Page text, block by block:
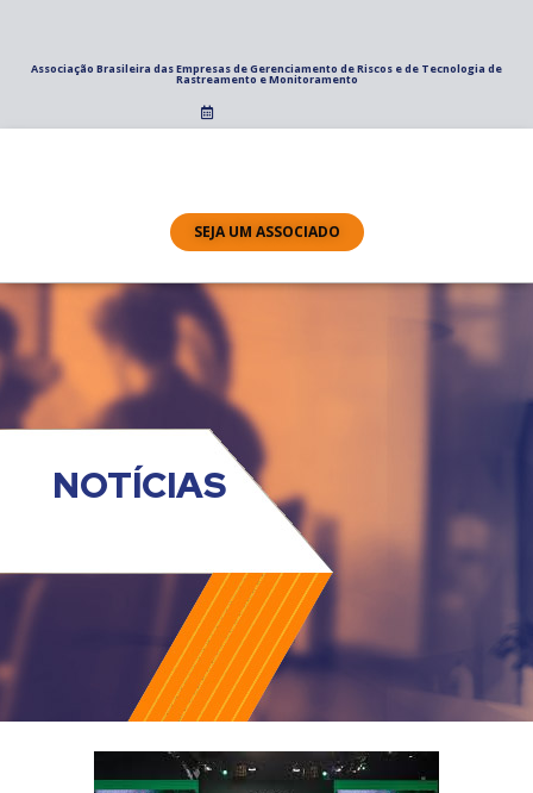
Associação Brasileira das Empresas de Gerenciamento de Riscos e de Tecnologia de
Rastreamento e Monitoramento
SEJA UM ASSOCIADO
NOTÍCIAS